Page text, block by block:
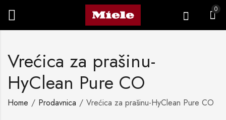
0
Vrećica za prašinu-
HyClean Pure CO
Home Prodavnica Vrećica za prašinu-HyClean Pure CO